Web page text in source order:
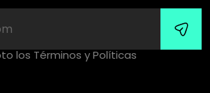
los Términos y Políticas